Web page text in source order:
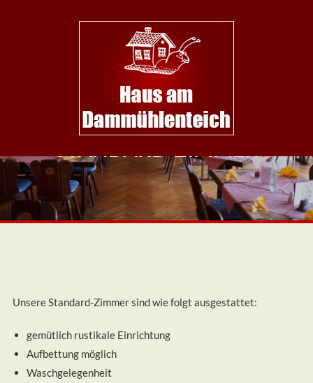
Dammühlenteich
uns
auf
Unsere Standard-Zimmer sind wie folgt ausgestattet:
gemütlich rustikale Einrichtung
Aufbettung möglich
Waschgelegenheit